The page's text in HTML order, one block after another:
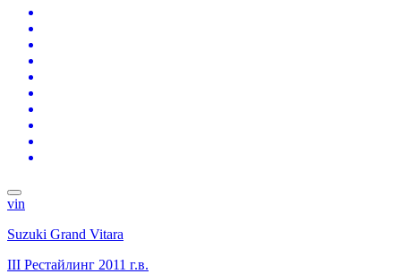
vin
Suzuki Grand Vitara
III Рестайлинг 2011 г.в.